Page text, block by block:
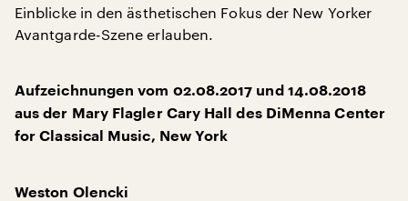
Einblicke in den ästhetischen Fokus der New Yorker
Avantgarde-Szene erlauben.
Aufzeichnungen vom 02.08.2017 und 14.08.2018
aus der Mary Flagler Cary Hall des DiMenna Center
for Classical Music, New York
Weston Olencki